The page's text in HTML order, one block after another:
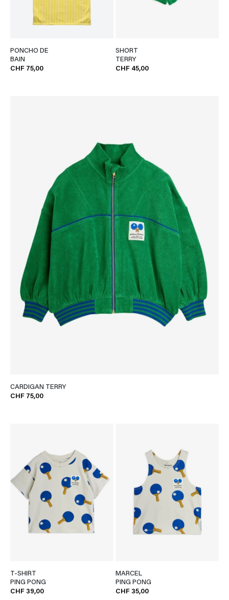
PONCHO DE
BAIN
CHF 75,00
SHORT
TERRY
CHF 45,00
CARDIGAN TERRY
CHF 75,00
T-SHIRT
PING PONG
CHF 39,00
MARCEL
PING PONG
CHF 35,00